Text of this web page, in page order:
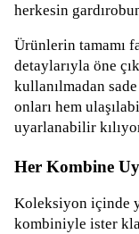
herkesin
Ürünlerin tamamı
detaylarıyla öne
kullanılmadan
onları hem
uyarlanabilir
Her Kombine
Koleksiyon içinde
kombiniyle ister